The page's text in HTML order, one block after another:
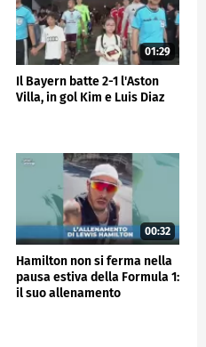
01:29
Il Bayern batte 2-1 l'Aston
Villa, in gol Kim e Luis Diaz
00:32
Hamilton non si ferma nella
pausa estiva della Formula 1:
il suo allenamento